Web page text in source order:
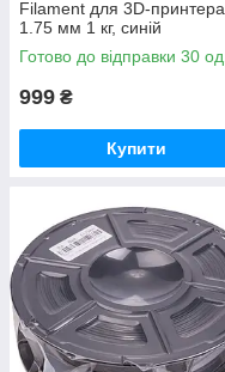
Filament для 3D-принтера
1.75 мм 1 кг, синій
Готово до відправки 30 од.
999 ₴
Купити